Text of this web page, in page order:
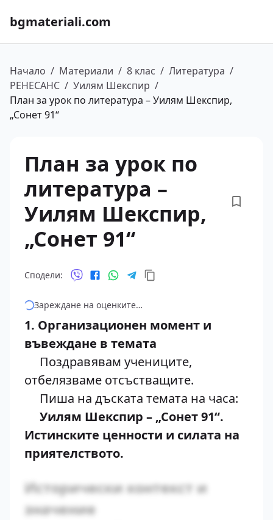
bgmateriali.com
Начало / Материали / 8 клас / Литература /
РЕНЕСАНС / Уилям Шекспир /
План за урок по литература – Уилям Шекспир,
„Сонет 91“
План за урок по
литература –
Уилям Шекспир,
„Сонет 91“
Сподели:
Зареждане на оценките…
1. Организационен момент и
въвеждане в темата
Поздравявам учениците,
отбелязваме отсъстващите.
Пиша на дъската темата на часа:
Уилям Шекспир – „Сонет 91“.
Истинските ценности и силата на
приятелството.
Исторически контекст и
значение